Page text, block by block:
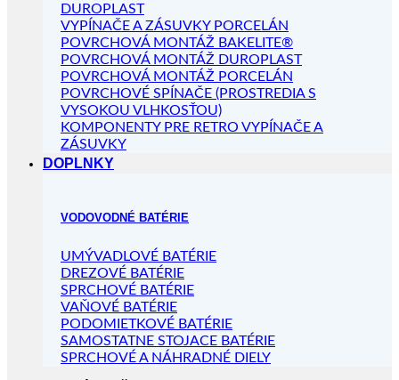
DUROPLAST
VYPÍNAČE A ZÁSUVKY PORCELÁN
POVRCHOVÁ MONTÁŽ BAKELITE®
POVRCHOVÁ MONTÁŽ DUROPLAST
POVRCHOVÁ MONTÁŽ PORCELÁN
POVRCHOVÉ SPÍNAČE (PROSTREDIA S
VYSOKOU VLHKOSŤOU)
KOMPONENTY PRE RETRO VYPÍNAČE A
ZÁSUVKY
DOPLNKY
VODOVODNÉ BATÉRIE
UMÝVADLOVÉ BATÉRIE
DREZOVÉ BATÉRIE
SPRCHOVÉ BATÉRIE
VAŇOVÉ BATÉRIE
PODOMIETKOVÉ BATÉRIE
SAMOSTATNE STOJACE BATÉRIE
SPRCHOVÉ A NÁHRADNÉ DIELY